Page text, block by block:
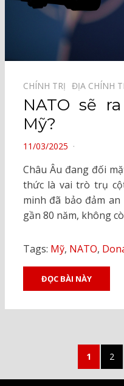
CHÍNH TRỊ⠀ ĐỊA CHÍNH
NATO sẽ
Mỹ?
POSTED
11/03/2025
Châu Âu đang đối
thức là vai trò trụ
minh đã bảo đảm
gần 80 năm, không
Tags: Mỹ, NATO,
ĐỌC BÀI NÀY
pagination
PAGE
1 PAGE
2